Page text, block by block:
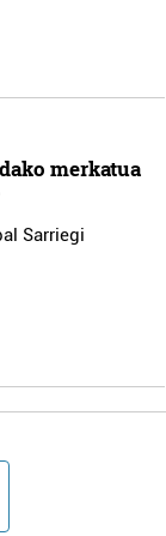
merkatua
Sarriegi